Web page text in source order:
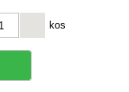
kos